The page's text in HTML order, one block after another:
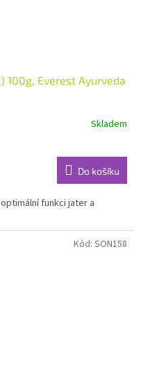
100g, Everest Ayurveda
Skladem
Do košíku
funkci jater a
Kód: SON158